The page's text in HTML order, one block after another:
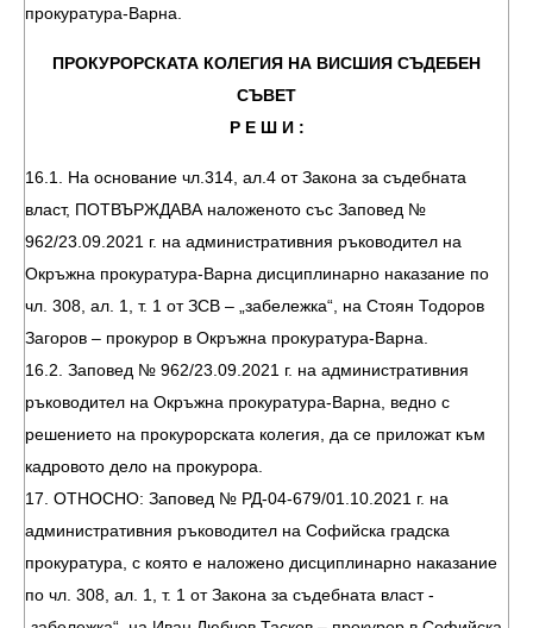
прокуратура-Варна.
ПРОКУРОРСКАТА КОЛЕГИЯ НА ВИСШИЯ СЪДЕБЕН
СЪВЕТ
Р Е Ш И :
16.1. На основание чл.314, ал.4 от Закона за съдебната
власт, ПОТВЪРЖДАВА наложеното със Заповед №
962/23.09.2021 г. на административния ръководител на
Окръжна прокуратура-Варна дисциплинарно наказание по
чл. 308, ал. 1, т. 1 от ЗСВ – „забележка“, на Стоян Тодоров
Загоров – прокурор в Окръжна прокуратура-Варна.
16.2. Заповед № 962/23.09.2021 г. на административния
ръководител на Окръжна прокуратура-Варна, ведно с
решението на прокурорската колегия, да се приложат към
кадровото дело на прокурора.
17. ОТНОСНО: Заповед № РД-04-679/01.10.2021 г. на
административния ръководител на Софийска градска
прокуратура, с която е наложено дисциплинарно наказание
по чл. 308, ал. 1, т. 1 от Закона за съдебната власт -